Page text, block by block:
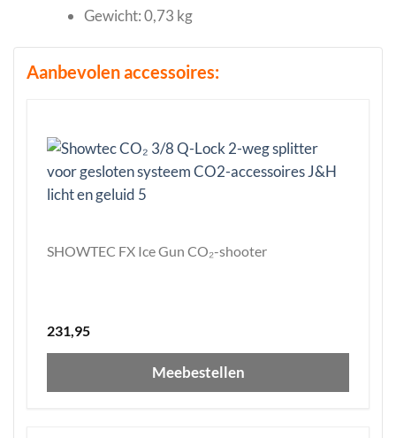
Gewicht: 0,73 kg
Aanbevolen accessoires:
SHOWTEC FX Ice Gun CO₂-shooter
231,95
Meebestellen